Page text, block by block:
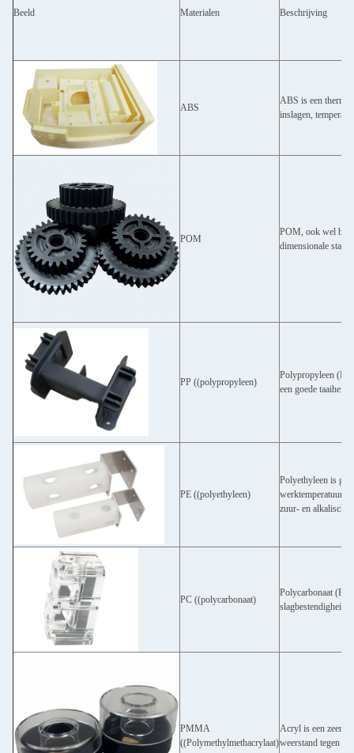
Beeld Materialen Beschrijving
ABS
ABS is een
inslagen,
POM
POM, ook wel
dimensionale
PP ((polypropyleen)
Polypropyleen
een goede taaiheid
PE ((polyethyleen)
Polyethyleen is
werktemperatuur
zuur- en alkalische
PC ((polycarbonaat)
Polycarbonaat
PMMA
((Polymethylmethacrylaat)
Acryl is een zeer
weerstand tegen